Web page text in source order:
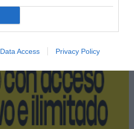
Data Access Privacy Policy